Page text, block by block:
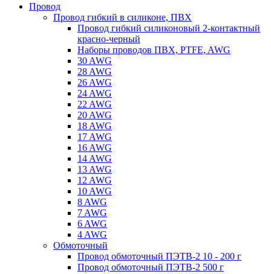
Провод
Провод гибкий в силиконе, ПВХ
Провод гибкий силиконовый 2-контактный
красно-черный
Наборы проводов ПВХ, PTFE, AWG
30 AWG
28 AWG
26 AWG
24 AWG
22 AWG
20 AWG
18 AWG
17 AWG
16 AWG
14 AWG
13 AWG
12 AWG
10 AWG
8 AWG
7 AWG
6 AWG
4 AWG
Обмоточный
Провод обмоточный ПЭТВ-2 10 - 200 г
Провод обмоточный ПЭТВ-2 500 г